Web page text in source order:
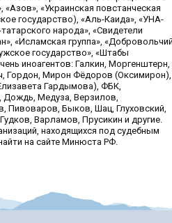
«Украинская повстанческая
государство), «Аль-Каида», «УНА-
народа», «Свидетели
«Исламская группа»,
государство», «Штабы
иноагентов: Галкин, Моргенштерн,
Гордон, Мирон Фёдоров (Оксимирон),
Гардымова), ФБК,
Медуза, Верзилов,
Пивоваров, Быков, Шац, Глуховский,
Варламов, Прусикин и другие.
находящихся под судебным
на сайте Минюста РФ.